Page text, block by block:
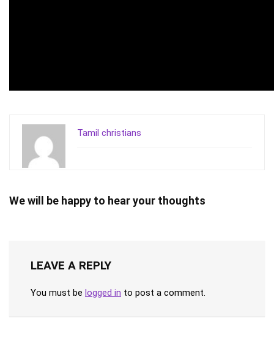
Tamil christians
We will be happy to hear your thoughts
LEAVE A REPLY
You must be logged in to post a comment.